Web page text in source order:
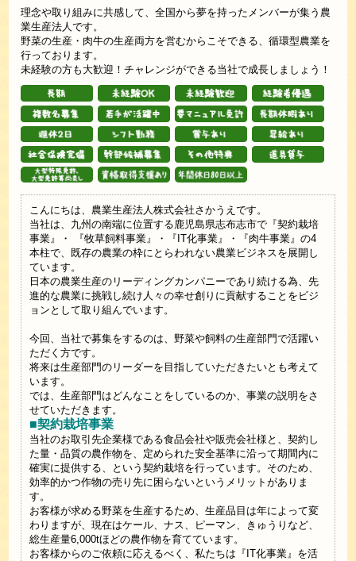
理念や取り組みに共感して、全国から夢を持ったメンバーが集う農
業生産法人です。
野菜の生産・肉牛の生産両方を営むからこそできる、循環型農業を
行っております。
未経験の方も大歓迎！チャレンジができる当社で成長しましょう！
こんにちは、農業生産法人株式会社さかうえです。
当社は、九州の南端に位置する鹿児島県志布志市で『契約栽培
事業』・ 『牧草飼料事業』・『IT化事業』・『肉牛事業』の4
本柱で、既存の農業の枠にとらわれない農業ビジネスを展開し
ています。
日本の農業生産のリーディングカンパニーであり続ける為、先
進的な農業に挑戦し続け人々の幸せ創りに貢献することをビジ
ョンとして取り組んでいます。
今回、当社で募集をするのは、野菜や飼料の生産部門で活躍い
ただく方です。
将来は生産部門のリーダーを目指していただきたいとも考えて
います。
では、生産部門はどんなことをしているのか、事業の説明をさ
せていただきます。
■契約栽培事業
当社のお取引先企業様である食品会社や販売会社様と、契約し
た量・品質の農作物を、定められた安全基準に沿って期間内に
確実に提供する、という契約栽培を行っています。そのため、
効率的かつ作物の売り先に困らないというメリットがありま
す。
お客様が求める野菜を生産するため、生産品目は年によって変
わりますが、現在はケール、ナス、ピーマン、きゅうりなど、
総生産量6,000tほどの農作物を育てています。
お客様からのご依頼に応えるべく、私たちは『IT化事業』を活